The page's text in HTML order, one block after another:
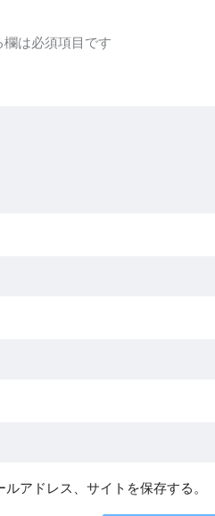
欄は必須項目です
アドレス、サイトを保存する。